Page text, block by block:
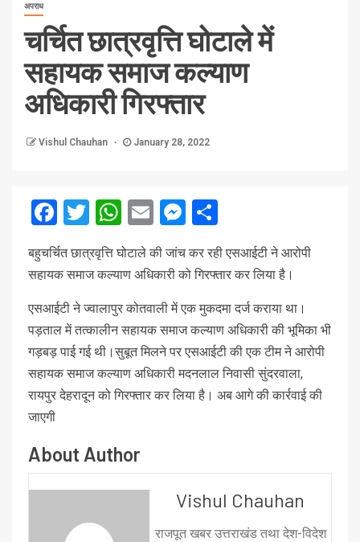
अपराध
चर्चित छात्रवृत्ति घोटाले में
सहायक समाज कल्याण
अधिकारी गिरफ्तार
Vishul Chauhan January 28, 2022
Facebook
Twitter
WhatsApp
EmailMessenger
बहुचर्चित छात्रवृत्ति घोटाले की जांच कर रही एसआईटी ने आरोपी
सहायक समाज कल्याण अधिकारी को गिरफ्तार कर लिया है।
एसआईटी ने ज्वालापुर कोतवाली में एक मुकदमा दर्ज कराया था।
पड़ताल में तत्कालीन सहायक समाज कल्याण अधिकारी की भूमिका भी
गड़बड़ पाई गई थी।सुबूत मिलने पर एसआईटी की एक टीम ने आरोपी
सहायक समाज कल्याण अधिकारी मदनलाल निवासी सुंदरवाला,
रायपुर देहरादून को गिरफ्तार कर लिया है। अब आगे की कार्रवाई की
जाएगी
About Author
Vishul Chauhan
राजपूत खबर उत्तराखंड तथा देश-विदेश